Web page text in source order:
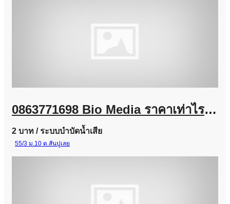
0863771698 Bio Media ราคาเท่าไร? จำหน่ายไบโอมีเดียสำหรับระบบบำบัดน้ำเสีย
2 บาท / ระบบบำบัดน้ำเสีย
55/3 ม.10 ต.สันปูเลย